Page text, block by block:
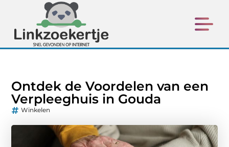
Ontdek de Voordelen van een
Verpleeghuis in Gouda
Winkelen